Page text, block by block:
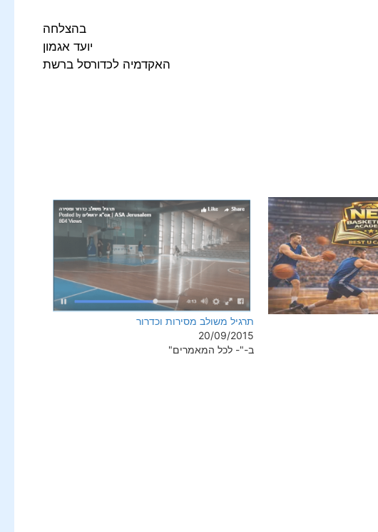
בהצלחה
יועד אגמון
האקדמיה לכדורסל ברשת
תרגיל משולב מסירות וכדרור
20/09/2015
ב-"- לכל המאמרים"